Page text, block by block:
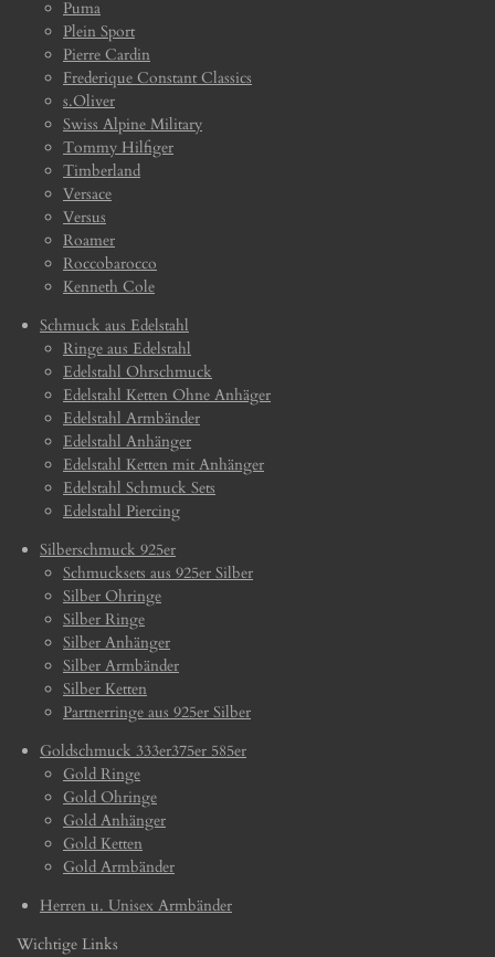
Puma
Plein Sport
Pierre Cardin
Frederique Constant Classics
s.Oliver
Swiss Alpine Military
Tommy Hilfiger
Timberland
Versace
Versus
Roamer
Roccobarocco
Kenneth Cole
Schmuck aus Edelstahl
Ringe aus Edelstahl
Edelstahl Ohrschmuck
Edelstahl Ketten Ohne Anhäger
Edelstahl Armbänder
Edelstahl Anhänger
Edelstahl Ketten mit Anhänger
Edelstahl Schmuck Sets
Edelstahl Piercing
Silberschmuck 925er
Schmucksets aus 925er Silber
Silber Ohringe
Silber Ringe
Silber Anhänger
Silber Armbänder
Silber Ketten
Partnerringe aus 925er Silber
Goldschmuck 333er375er 585er
Gold Ringe
Gold Ohringe
Gold Anhänger
Gold Ketten
Gold Armbänder
Herren u. Unisex Armbänder
Wichtige Links